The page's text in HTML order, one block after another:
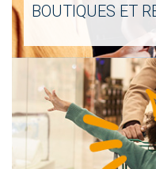
BOUTIQUES ET